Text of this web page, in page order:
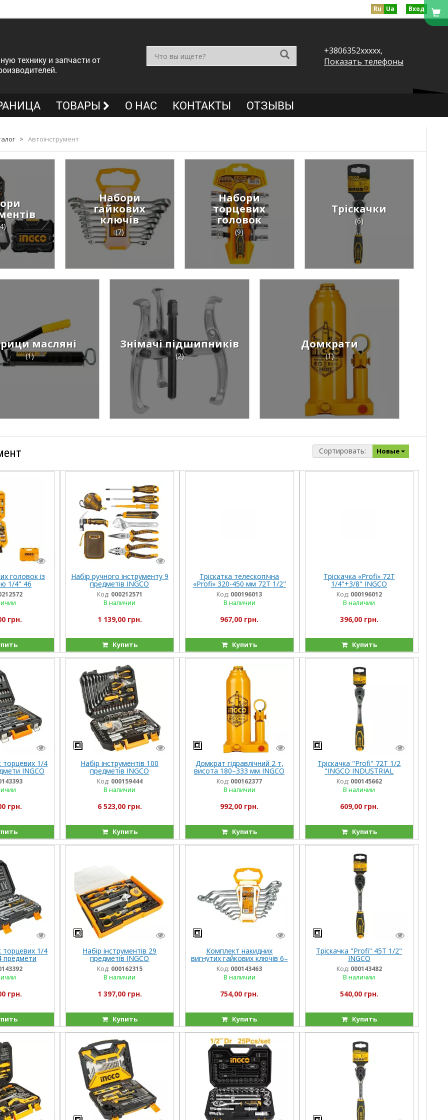
Ru Ua Вход
технику и запчасти от
+3806352xxxxx,
Показать телефоны
ТОВАРЫ О НАС КОНТАКТЫ ОТЗЫВЫ
> Автоінструмент
Набори
гайкових
ключів
(7)
Набори
торцевих
головок
(9)
Тріскачки
(6)
масляні
(1)
Знімачі підшипників
(2)
Домкрати
(1)
Сортировать: Новые
головок із
1/4" 46
INGCO
грн.
Набір ручного інструменту 9
предметів INGCO
Код: 000212571
В наличии
1 139,00 грн.
Купить
Тріскатка телескопічна
«Profi» 320-450 мм 72T 1/2"
INGCO INDUSTRIAL
Код: 000196013
В наличии
967,00 грн.
Купить
Тріскачка «Profi» 72T
1/4"+3/8" INGCO
INDUSTRIAL
Код: 000196012
В наличии
396,00 грн.
Купить
торцевих 1/4
INGCO
грн.
Набір інструментів 100
предметів INGCO
Код: 000159444
В наличии
6 523,00 грн.
Купить
Домкрат гідравлічний 2 т,
висота 180–333 мм INGCO
Код: 000162377
В наличии
992,00 грн.
Купить
Тріскачка "Profi" 72T 1/2
"INGCO INDUSTRIAL
Код: 000145662
В наличии
609,00 грн.
Купить
торцевих 1/4
предмети
грн.
Набір інструментів 29
предметів INGCO
Код: 000162315
В наличии
1 397,00 грн.
Купить
Комплект накидних
вигнутих гайкових ключів 6–
22 мм INGCO INDUSTRIAL
Код: 000143463
В наличии
754,00 грн.
Купить
Тріскачка "Profi" 45T 1/2"
INGCO
Код: 000143482
В наличии
540,00 грн.
Купить